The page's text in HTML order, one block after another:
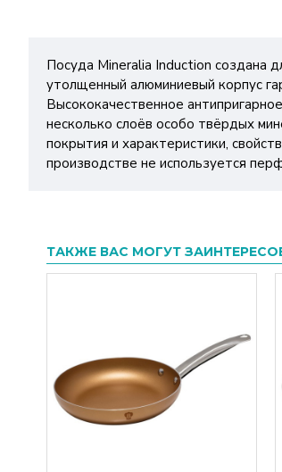
Посуда Mineralia Induction создана
утолщенный алюминиевый корпус
Высококачественное
несколько слоёв особо твёрдых
покрытия и характеристики,
производстве не используется
ТАКЖЕ ВАС МОГУТ